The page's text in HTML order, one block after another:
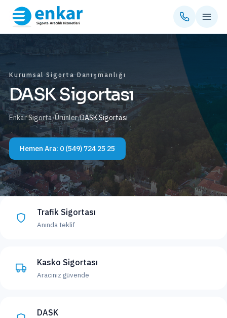
Kurumsal Sigorta Danışmanlığı
DASK Sigortası
Enkar Sigorta/Ürünler/DASK Sigortası
Hemen Ara: 0 (549) 724 25 25
Trafik Sigortası
Anında teklif
Kasko Sigortası
Aracınız güvende
DASK